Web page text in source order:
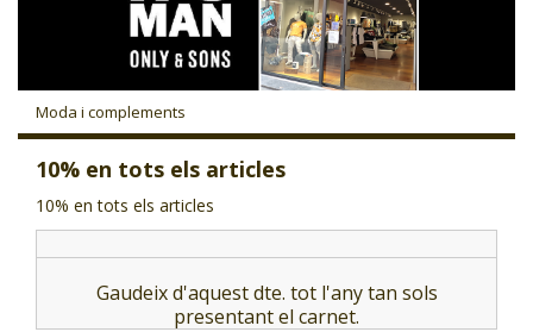
CJ LOCAL
T'INTERESSA #SOMJOVES
Moda i complements
10% en tots els articles
10% en tots els articles
Gaudeix d'aquest dte. tot l'any tan sols
presentant el carnet.